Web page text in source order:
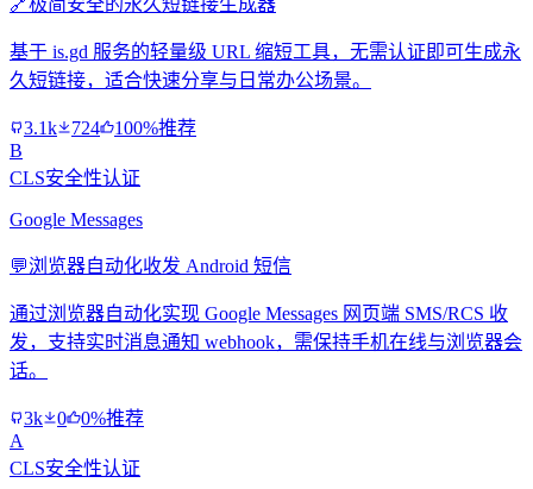
基于 is.gd 服务的轻量级 URL 缩短工具，无需认证即可生成永
久短链接，适合快速分享与日常办公场景。
3.1k 724
100%推荐
B
CLS安全性认证
Google Messages
💬浏览器自动化收发 Android 短信
通过浏览器自动化实现 Google Messages 网页端 SMS/RCS 收
发，支持实时消息通知 webhook，需保持手机在线与浏览器会
话。
3k 0
0%推荐
A
CLS安全性认证